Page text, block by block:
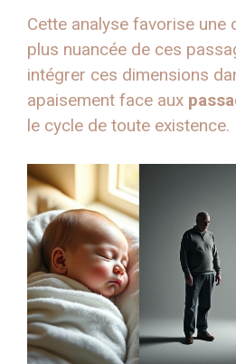
Cette analyse favorise une
plus nuancée de ces
intégrer ces dimensions
apaisement face aux
le cycle de toute existence.